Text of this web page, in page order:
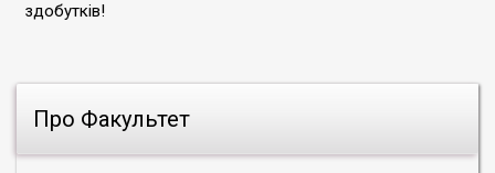
Про Факультет
здобутків!